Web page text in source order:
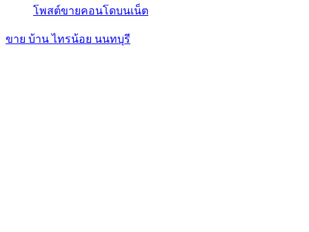
โพสต์ขายคอนโดบนเน็ต
ขาย บ้าน ไทรน้อย นนทบุรี